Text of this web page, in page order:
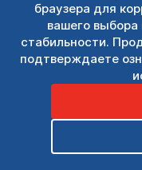
браузера для
вашего выбора
стабильности.
подтверждаете